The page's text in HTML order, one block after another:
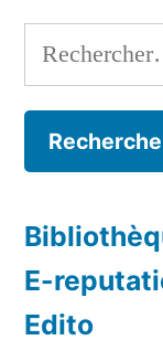
Rechercher :
E-
Edito